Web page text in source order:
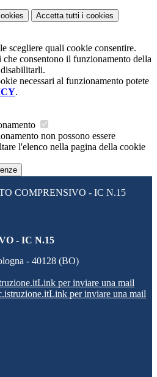
Accetta tutti i cookies
scegliere quali cookie consentire.
consentono il funzionamento della
necessari al funzionamento potete
.
non possono essere
l'elenco nella pagina della cookie
COMPRENSIVO - IC N.15
- IC N.15
- 40128 (BO)
Link per inviare una mail
Link per inviare una mail